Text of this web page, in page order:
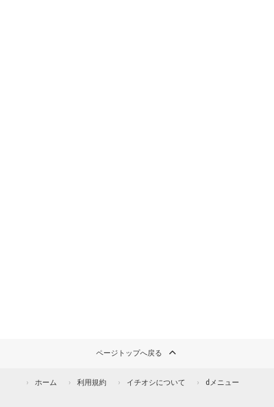
ページトップへ戻る
ホーム 利用規約 イチオシについて dメニュー